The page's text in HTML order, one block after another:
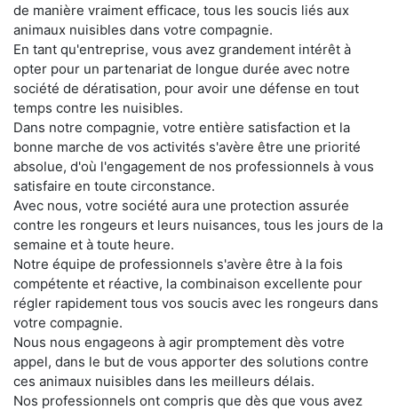
de manière vraiment efficace, tous les soucis liés aux
animaux nuisibles dans votre compagnie.
En tant qu'entreprise, vous avez grandement intérêt à
opter pour un partenariat de longue durée avec notre
société de dératisation, pour avoir une défense en tout
temps contre les nuisibles.
Dans notre compagnie, votre entière satisfaction et la
bonne marche de vos activités s'avère être une priorité
absolue, d'où l'engagement de nos professionnels à vous
satisfaire en toute circonstance.
Avec nous, votre société aura une protection assurée
contre les rongeurs et leurs nuisances, tous les jours de la
semaine et à toute heure.
Notre équipe de professionnels s'avère être à la fois
compétente et réactive, la combinaison excellente pour
régler rapidement tous vos soucis avec les rongeurs dans
votre compagnie.
Nous nous engageons à agir promptement dès votre
appel, dans le but de vous apporter des solutions contre
ces animaux nuisibles dans les meilleurs délais.
Nos professionnels ont compris que dès que vous avez